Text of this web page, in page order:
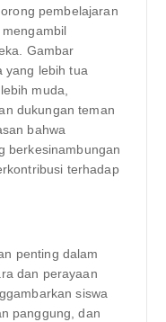
pembelajaran
Gambar
yang lebih tua
muda,
dukungan teman
bahwa
berkesinambungan
terhadap
penting dalam
dan perayaan
siswa
panggung, dan